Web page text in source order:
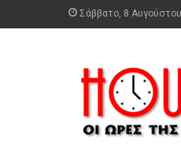
Σάββατο, 8